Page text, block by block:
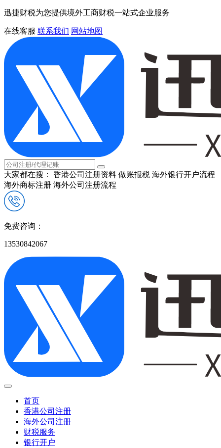
迅捷财税为您提供境外工商财税一站式企业服务
在线客服 联系我们 网站地图
大家都在搜： 香港公司注册资料 做账报税 海外银行开户流程
海外商标注册 海外公司注册流程
免费咨询：
13530842067
首页
香港公司注册
海外公司注册
财税服务
银行开户